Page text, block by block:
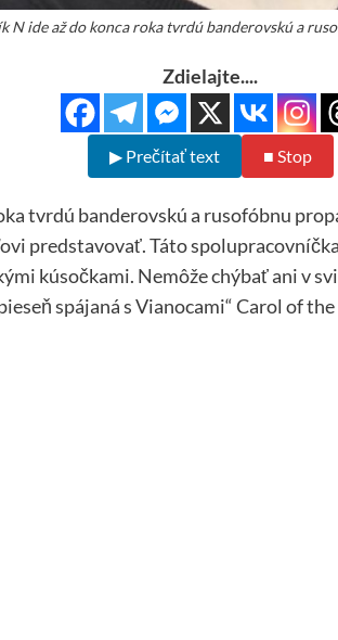
N ide až do konca roka tvrdú banderovskú a
Zdielajte....
▶ Prečítať text ■ Stop
tvrdú banderovskú a rusofóbnu
predstavovať. Táto
kúsočkami. Nemôže chýbať ani v
spájaná s Vianocami“ Carol of